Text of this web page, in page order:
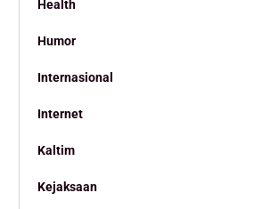
Health
Humor
Internasional
Internet
Kaltim
Kejaksaan